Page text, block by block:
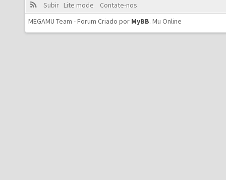
Subir Lite mode
Contate-nos
MEGAMU Team - Forum Criado por MyBB. Mu Online